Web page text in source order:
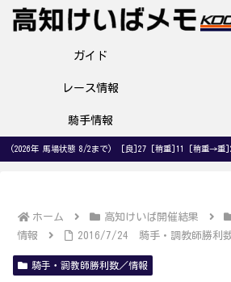
ガイド
レース情報
騎手情報
(2026年 馬場状態 8/2まで) [良]27 [稍重]11 [稍重→
ホーム 高知けいば開催結果
情報
2016/7/24 騎手・調教師勝利
騎手・調教師勝利数／情報